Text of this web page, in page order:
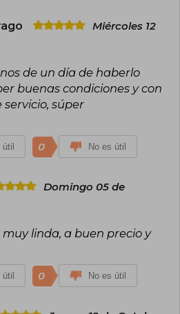
En llamas (2009) y Sinsajo
Hambre se desarrolla en Panem,
donde un gobierno opresivo
a participar en una lucha a
La historia, protagonizada
combina acción, crítica
éticos, resonando con lectores
en más de 50 idiomas y
exitosamente al cine,
del siglo XXI.
Miércoles 12
de un día de haberlo
buenas condiciones y con
súper
útil 0 No es útil
Domingo 05 de
linda, a buen precio y
útil 0 No es útil